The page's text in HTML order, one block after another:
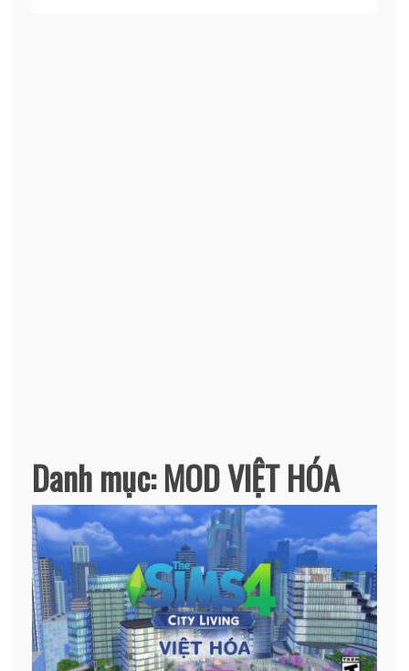
Danh mục:MOD VIỆT HÓA